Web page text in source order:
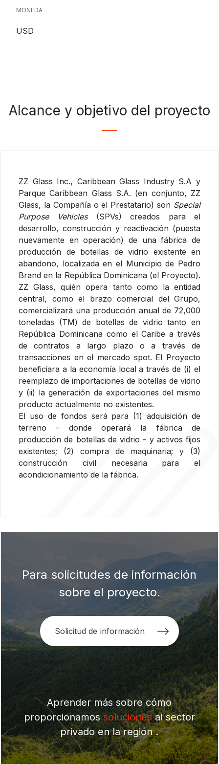
MONEDA
USD
Alcance y objetivo del proyecto
ZZ Glass Inc., Caribbean Glass Industry S.A y
Parque Caribbean Glass S.A. (en conjunto, ZZ
Glass, la Compañía o el Prestatario) son Special
Purpose Vehicles(SPVs) creados para el
desarrollo, construcción y reactivación (puesta
nuevamente en operación) de una fábrica de
producción de botellas de vidrio existente en
abandono, localizada en el Municipio de Pedro
Brand en la República Dominicana (el Proyecto).
ZZ Glass, quién opera tanto como la entidad
central, como el brazo comercial del Grupo,
comercializará una producción anual de 72,000
toneladas (TM) de botellas de vidrio tanto en
República Dominicana como el Caribe a través
de contratos a largo plazo o a través de
transacciones en el mercado spot. El Proyecto
beneficiara a la economía local a través de (i) el
reemplazo de importaciones de botellas de vidrio
y (ii) la generación de exportaciones del mismo
producto actualmente no existentes.
El uso de fondos será para (1) adquisición de
terreno - donde operará la fábrica de
producción de botellas de vidrio - y activos fijos
existentes; (2) compra de maquinaria; y (3)
construcción civil necesaria para el
acondicionamiento de la fábrica.
Para solicitudes de información
sobre el proyecto.
Solicitud de información
Aprender más sobre cómo
proporcionamossolucionesal sector
privado en la región .